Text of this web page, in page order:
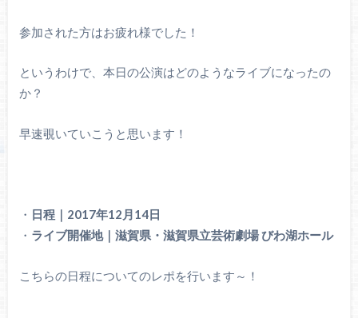
参加された方はお疲れ様でした！
というわけで、本日の公演はどのようなライブになったの
か？
早速覗いていこうと思います！
・ 日程｜2017年12月14日
・ ライブ開催地｜滋賀県・滋賀県立芸術劇場 びわ湖ホール
こちらの日程についてのレポを行います～！